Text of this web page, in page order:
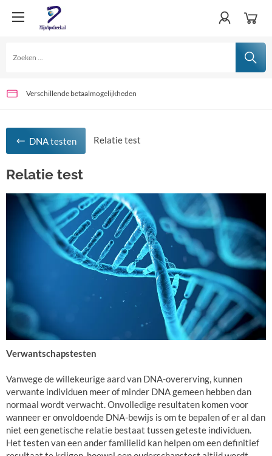
Verschillende betaalmogelijkheden
Voor 15:00 uur besteld, vandaag verwerkt
Altijd netjes verpakt
DNA testen Relatie test
Relatie test
Verwantschapstesten
Vanwege de willekeurige aard van DNA-overerving, kunnen
verwante individuen meer of minder DNA gemeen hebben dan
normaal wordt verwacht. Onvolledige resultaten komen voor
wanneer er onvoldoende DNA-bewijs is om te bepalen of er al dan
niet een genetische relatie bestaat tussen geteste individuen.
Het testen van een ander familielid kan helpen om een definitief